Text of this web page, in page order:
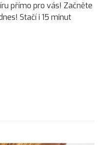
přímo pro vás! Začněte
Stačí i 15 minut